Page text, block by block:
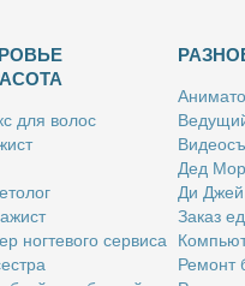
для во­лос
ног­те­во­го сер­ви­са
Дед
Ди
За­каз
Ре­монт